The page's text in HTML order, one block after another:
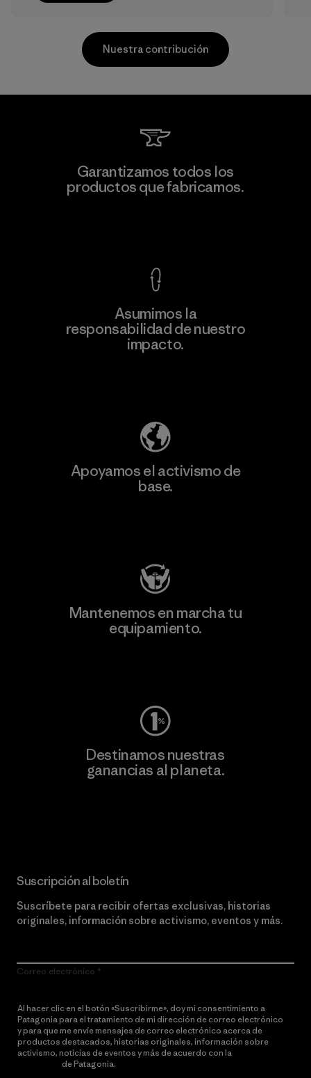
información
Kwang Viet Garment Co., Ltd
Nuestra contribución
Garantizamos todos los
productos que fabricamos.
Asumimos la
responsabilidad de nuestro
impacto.
Apoyamos el activismo de
base.
Mantenemos en marcha tu
equipamiento.
Destinamos nuestras
ganancias al planeta.
Suscripción al boletín
Suscríbete para recibir ofertas exclusivas, historias
originales, información sobre activismo, eventos y más.
Correo electrónico
Al hacer clic en el botón «Suscribirme», doy mi consentimiento a
Patagonia para el tratamiento de mi dirección de correo electrónico
y para que me envíe mensajes de correo electrónico acerca de
productos destacados, historias originales, información sobre
activismo, noticias de eventos y más de acuerdo con la
de Patagonia.